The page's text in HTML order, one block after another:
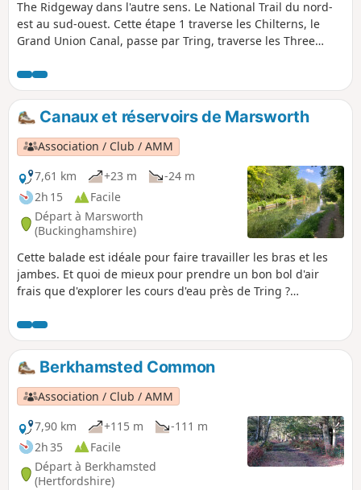
The Ridgeway dans l'autre sens. Le National Trail du nord-
est au sud-ouest. Cette étape 1 traverse les Chilterns, le
Grand Union Canal, passe par Tring, traverse les Three
Wendover.
Canaux et réservoirs de Marsworth
Association / Club / AMM
7,61 km
+23 m
-24 m
2h 15
Facile
Départ à Marsworth
(Buckinghamshire)
Cette balade est idéale pour faire travailler les bras et les
jambes. Et quoi de mieux pour prendre un bon bol d'air
frais que d'explorer les cours d'eau près de Tring ?
d'observation des oiseaux de la région, le réservoir de
Wilstone.
Berkhamsted Common
Association / Club / AMM
7,90 km
+115 m
-111 m
2h 35
Facile
Départ à Berkhamsted
(Hertfordshire)